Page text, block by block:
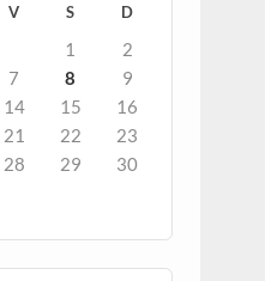
V S D
1
2
7 8
9
14 15
16
21 22
23
28 29
30